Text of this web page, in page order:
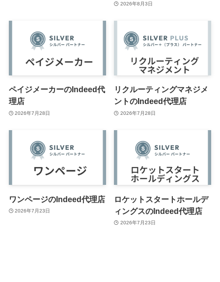
2026年8月3日
ペイジメーカーのIndeed代
理店
2026年7月28日
リクルーティングマネジメ
ントのIndeed代理店
2026年7月28日
ワンページのIndeed代理店
2026年7月23日
ロケットスタートホールデ
ィングスのIndeed代理店
2026年7月23日